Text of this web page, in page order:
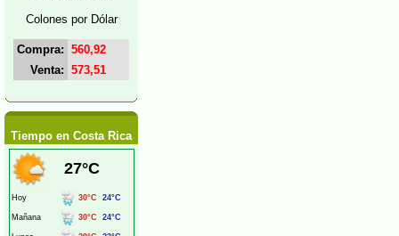
Colones por Dólar
Compra: 560,92
Venta: 573,51
Tiempo en Costa Rica